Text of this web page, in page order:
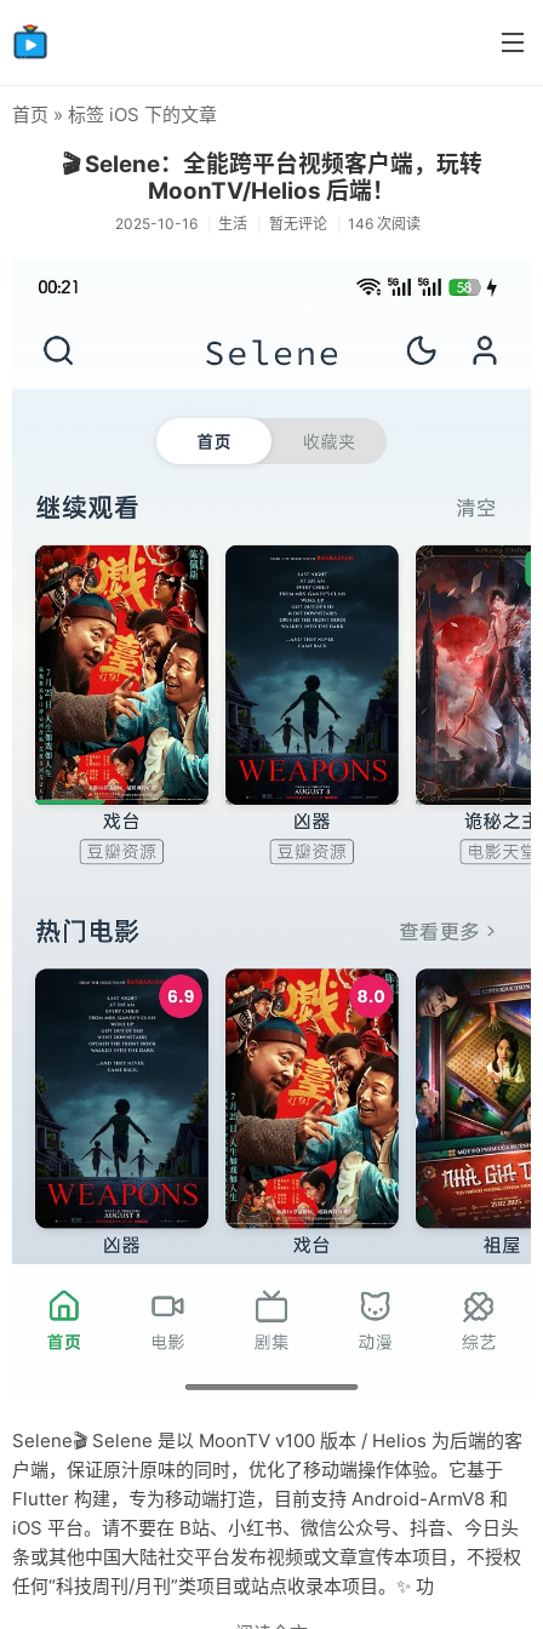
分类
生活
首页 » 标签 iOS 下的文章
🎬 Selene：全能跨平台视频客户端，玩转
MoonTV/Helios 后端！
2025-10-16 生活 暂无评论 146 次阅读
Selene🎬 Selene 是以 MoonTV v100 版本 / Helios 为后端的客
户端，保证原汁原味的同时，优化了移动端操作体验。它基于
Flutter 构建，专为移动端打造，目前支持 Android-ArmV8 和
iOS 平台。请不要在 B站、小红书、微信公众号、抖音、今日头
条或其他中国大陆社交平台发布视频或文章宣传本项目，不授权
任何“科技周刊/月刊”类项目或站点收录本项目。✨ 功